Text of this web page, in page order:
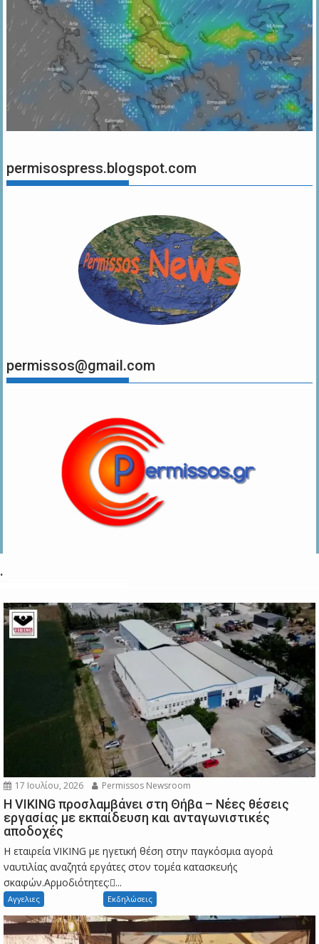
permisospress.blogspot.com
permissos@gmail.com
.
17 Ιουλίου, 2026 Permissos Newsroom
Η VIKING προσλαμβάνει στη Θήβα – Νέες θέσεις
εργασίας με εκπαίδευση και ανταγωνιστικές
αποδοχές
Η εταιρεία VIKING με ηγετική θέση στην παγκόσμια αγορά
ναυτιλίας αναζητά εργάτες στον τομέα κατασκευής
σκαφών.Αρμοδιότητες:...
Αγγελιες Εκδηλώσεις